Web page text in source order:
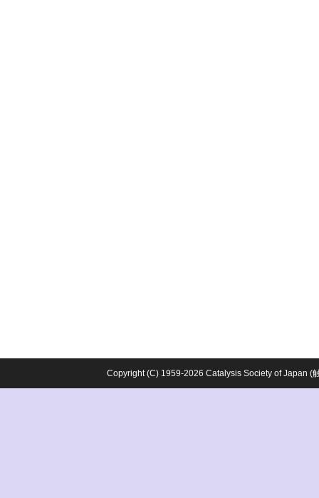
Copyright (C) 1959-2026 Catalysis Society of Japan (